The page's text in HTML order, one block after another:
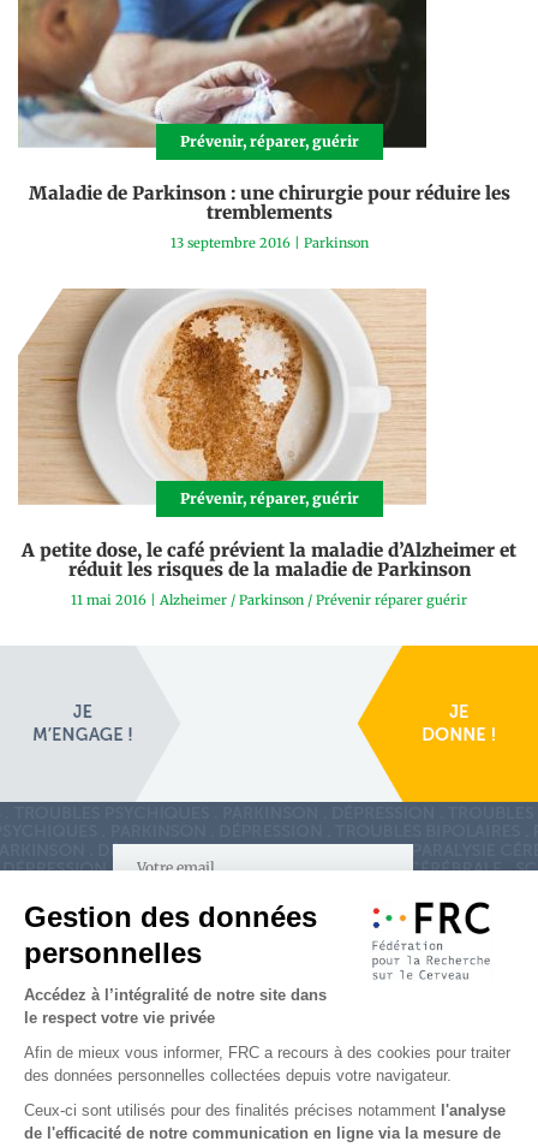
Prévenir, réparer, guérir
Maladie de Parkinson : une chirurgie pour réduire les
tremblements
13 septembre 2016| Parkinson
Prévenir, réparer, guérir
A petite dose, le café prévient la maladie d’Alzheimer et
réduit les risques de la maladie de Parkinson
11 mai 2016 | Alzheimer / Parkinson / Prévenir réparer guérir
S'inscrire à la newsletter
les réseaux sociaux